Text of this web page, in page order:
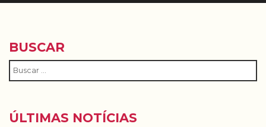
BUSCAR
ÚLTIMAS NOTÍCIAS